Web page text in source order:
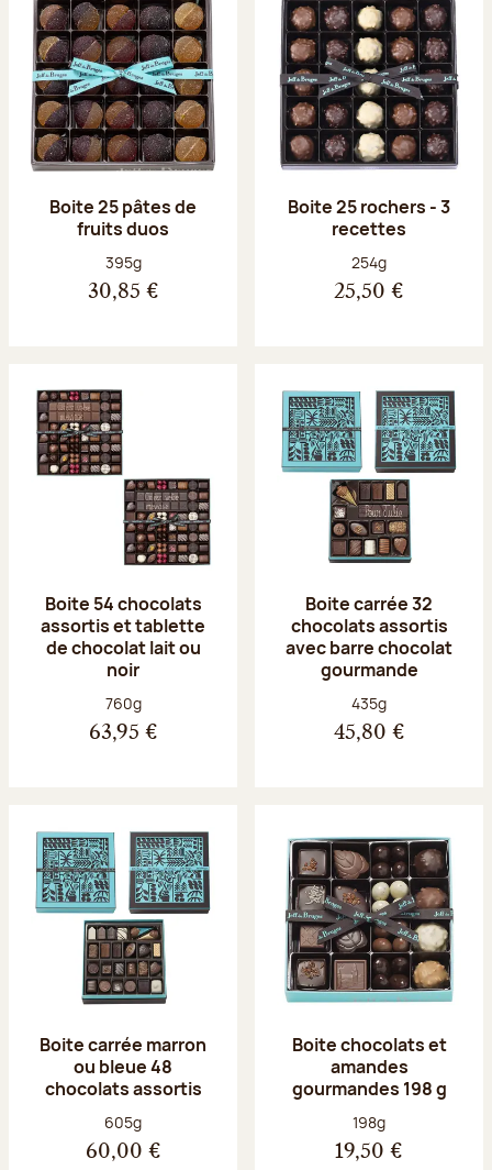
Boite 25 pâtes de
fruits duos
Poids net :
395g
30,85 €
Boite 25 rochers - 3
recettes
Poids net :
254g
25,50 €
Boite 54 chocolats
assortis et tablette
de chocolat lait ou
noir
Poids net :
760g
63,95 €
Boite carrée 32
chocolats assortis
avec barre chocolat
gourmande
Poids net :
435g
45,80 €
Boite carrée marron
ou bleue 48
chocolats assortis
Poids net :
605g
60,00 €
Boite chocolats et
amandes
gourmandes 198 g
Poids net :
198g
19,50 €